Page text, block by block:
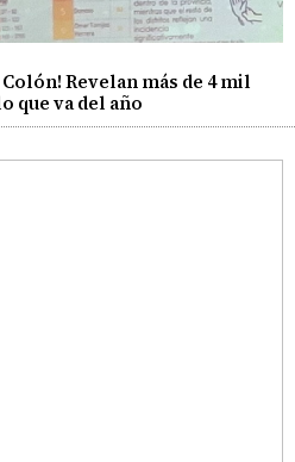
Revelan más de 4 mil
que va del año